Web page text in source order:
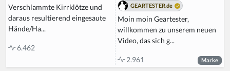
Verschlammte Kirrklötze und
daraus resultierend eingesaute
Hände/Ha...
6.462
GEARTESTER.de
Moin moin Geartester,
willkommen zu unserem neuen
Video, das sich g...
2.961 Marke